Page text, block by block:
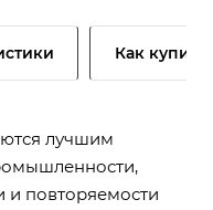
Как купить
лучшим
и повторяемости